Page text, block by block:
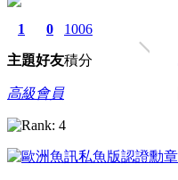
1
主題
0
好友
1006
積分
高級會員